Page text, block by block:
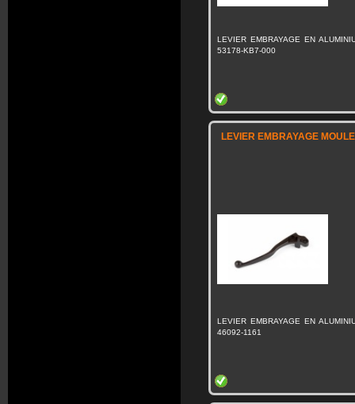
LEVIER EMBRAYAGE EN
53178-KB7-000
LEVIER EMBRAYAGE
LEVIER EMBRAYAGE EN
46092-1161